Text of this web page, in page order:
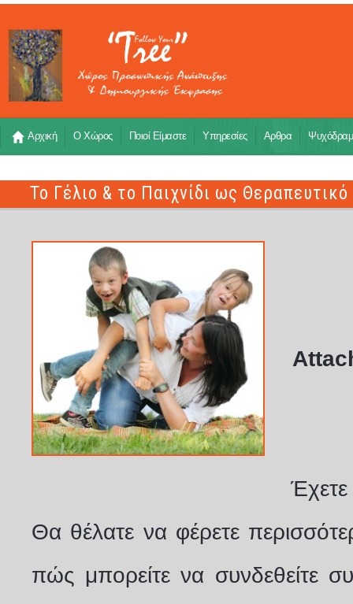
Αρχική Ο Χώρος Ποιοί Είμαστε Υπηρεσίες Αρθρα
Το Γέλιο & το Παιχνίδι ως
Θα θέλατε να φέρετε
πώς μπορείτε να συνδεθείτε